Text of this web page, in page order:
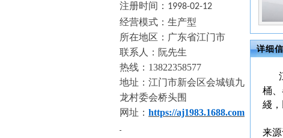
注册时间： 1998-02-12
经营模式：生产型
所在地区：广东省江门市
联系人： 阮先生
热线： 13822358577
地址： 江门市新会区会城镇九
龙村委会桥头围
网址： https://aj1983.1688.com
详细
桶
綫
来源